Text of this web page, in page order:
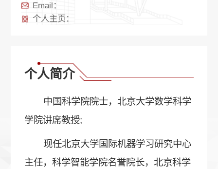
Email：
个人主页：
个人简介
中国科学院院士，北京大学数学科学
学院讲席教授;
现任北京大学国际机器学习研究中心
主任， 科学智能学院名誉院长， 北京科学